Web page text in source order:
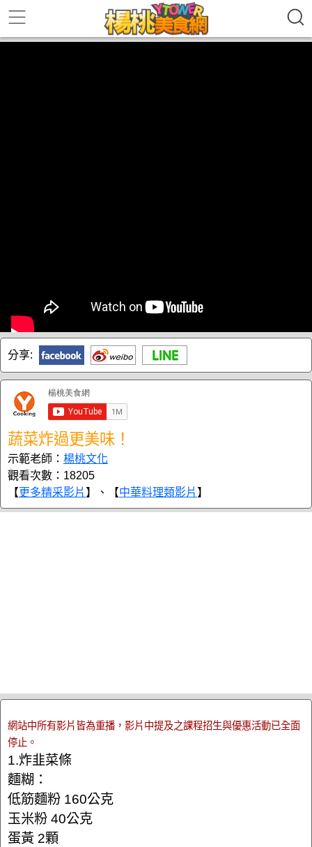
分享:
蔬菜炸過更美味！
示範老師： 楊桃文化
觀看次數：18205
【更多精采影片 】、【中華料理類影片 】
網站中所有影片皆為重播，影片中提及之課程招生與優惠活動已全面
停止。
1.炸韭菜條
麵糊：
低筋麵粉 160公克
玉米粉 40公克
蛋黃 2顆